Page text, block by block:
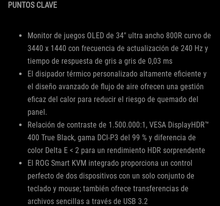
PUNTOS CLAVE
Monitor de juegos OLED de 34" ultra ancho 800R curvo de
3440 x 1440 con frecuencia de actualización de 240 Hz y
tiempo de respuesta de gris a gris de 0,03 ms
El disipador térmico personalizado altamente eficiente y
el diseño avanzado de flujo de aire ofrecen una gestión
eficaz del calor para reducir el riesgo de quemado del
panel.
Relación de contraste de 1.500.000:1, VESA DisplayHDR™
400 True Black, gama DCI-P3 del 99 % y diferencia de
color Delta E < 2 para un rendimiento HDR sorprendente
El ROG Smart KVM integrado proporciona un control
perfecto de dos dispositivos con un solo conjunto de
teclado y mouse; también ofrece transferencias de
archivos sencillas a través de USB 3.2